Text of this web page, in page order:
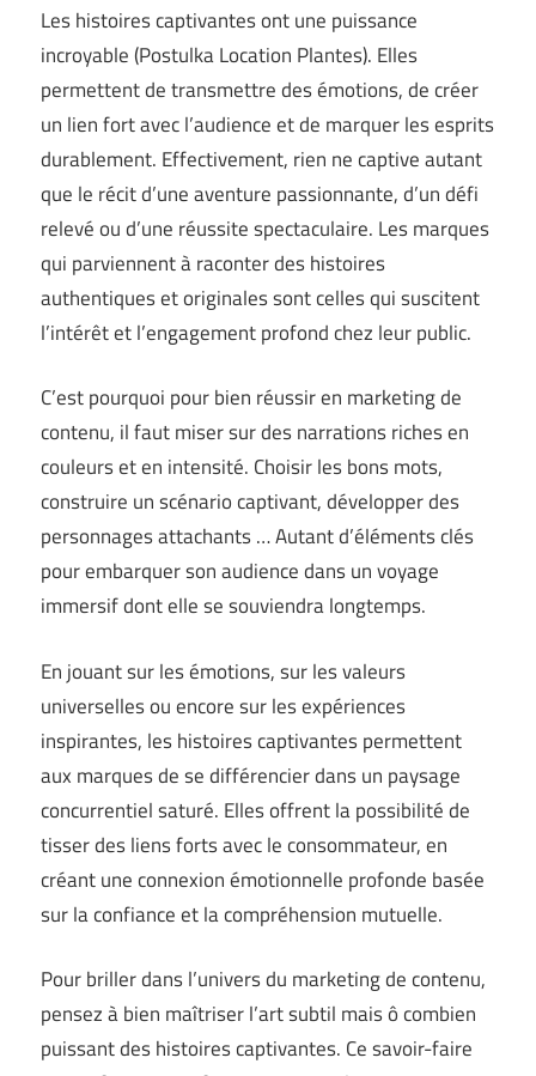
Les histoires captivantes ont une puissance
incroyable (Postulka Location Plantes). Elles
permettent de transmettre des émotions, de créer
un lien fort avec l’audience et de marquer les esprits
durablement. Effectivement, rien ne captive autant
que le récit d’une aventure passionnante, d’un défi
relevé ou d’une réussite spectaculaire. Les marques
qui parviennent à raconter des histoires
authentiques et originales sont celles qui suscitent
l’intérêt et l’engagement profond chez leur public.
C’est pourquoi pour bien réussir en marketing de
contenu, il faut miser sur des narrations riches en
couleurs et en intensité. Choisir les bons mots,
construire un scénario captivant, développer des
personnages attachants … Autant d’éléments clés
pour embarquer son audience dans un voyage
immersif dont elle se souviendra longtemps.
En jouant sur les émotions, sur les valeurs
universelles ou encore sur les expériences
inspirantes, les histoires captivantes permettent
aux marques de se différencier dans un paysage
concurrentiel saturé. Elles offrent la possibilité de
tisser des liens forts avec le consommateur, en
créant une connexion émotionnelle profonde basée
sur la confiance et la compréhension mutuelle.
Pour briller dans l’univers du marketing de contenu,
pensez à bien maîtriser l’art subtil mais ô combien
puissant des histoires captivantes. Ce savoir-faire